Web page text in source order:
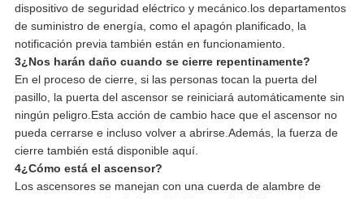
dispositivo de seguridad eléctrico y mecánico.los departamentos
de suministro de energía, como el apagón planificado, la
notificación previa también están en funcionamiento.
3¿Nos harán daño cuando se cierre repentinamente?
En el proceso de cierre, si las personas tocan la puerta del
pasillo, la puerta del ascensor se reiniciará automáticamente sin
ningún peligro.Esta acción de cambio hace que el ascensor no
pueda cerrarse e incluso volver a abrirse.Además, la fuerza de
cierre también está disponible aquí.
4¿Cómo está el ascensor?
Los ascensores se manejan con una cuerda de alambre de